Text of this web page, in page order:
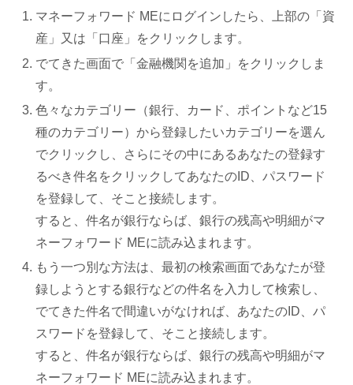
マネーフォワード MEにログインしたら、上部の「資
産」又は「口座」をクリックします。
でてきた画面で「金融機関を追加」をクリックしま
す。
色々なカテゴリー（銀行、カード、ポイントなど15
種のカテゴリー）から登録したいカテゴリーを選ん
でクリックし、さらにその中にあるあなたの登録す
るべき件名をクリックしてあなたのID、パスワード
を登録して、そこと接続します。
すると、件名が銀行ならば、銀行の残高や明細がマ
ネーフォワード MEに読み込まれます。
もう一つ別な方法は、最初の検索画面であなたが登
録しようとする銀行などの件名を入力して検索し、
でてきた件名で間違いがなければ、あなたのID、パ
スワードを登録して、そこと接続します。
すると、件名が銀行ならば、銀行の残高や明細がマ
ネーフォワード MEに読み込まれます。